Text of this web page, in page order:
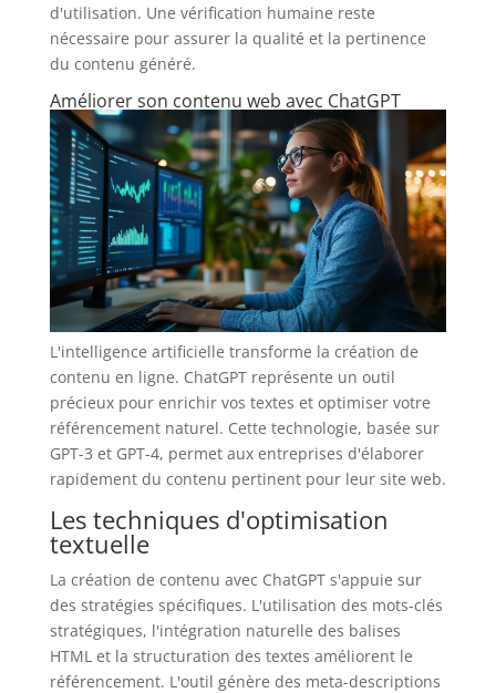
d'utilisation. Une vérification humaine reste
nécessaire pour assurer la qualité et la pertinence
du contenu généré.
Améliorer son contenu web avec ChatGPT
L'intelligence artificielle transforme la création de
contenu en ligne. ChatGPT représente un outil
précieux pour enrichir vos textes et optimiser votre
référencement naturel. Cette technologie, basée sur
GPT-3 et GPT-4, permet aux entreprises d'élaborer
rapidement du contenu pertinent pour leur site web.
Les techniques d'optimisation
textuelle
La création de contenu avec ChatGPT s'appuie sur
des stratégies spécifiques. L'utilisation des mots-clés
stratégiques, l'intégration naturelle des balises
HTML et la structuration des textes améliorent le
référencement. L'outil génère des meta-descriptions